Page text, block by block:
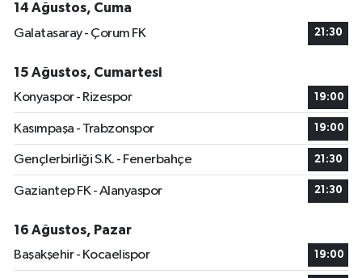
14 Ağustos, Cuma
Galatasaray - Çorum FK
21:30
15 Ağustos, Cumartesi
Konyaspor - Rizespor
19:00
Kasımpaşa - Trabzonspor 19:00
Gençlerbirliği S.K. - Fenerbahçe 21:30
Gaziantep FK - Alanyaspor 21:30
16 Ağustos, Pazar
Başakşehir - Kocaelispor
19:00